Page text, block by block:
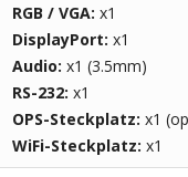
RGB / VGA: x1
DisplayPort: x1
Audio: x1 (3.5mm)
RS-232: x1
OPS-Steckplatz: x1
WiFi-Steckplatz: x1